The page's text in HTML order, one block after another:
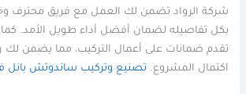
شركة الرواد تضمن لك العمل مع فريق محترف
بكل تفاصيله لضمان أفضل أداء طويل الأمد. كما
تقدم ضمانات على أعمال التركيب، مما يضمن لك
اكتمال المشروع. تصنيع وتركيب ساندوتش بانل